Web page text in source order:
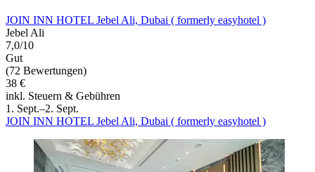
JOIN INN HOTEL Jebel Ali, Dubai ( formerly easyhotel )
Jebel Ali
7,0/10
Gut
(72 Bewertungen)
38 €
inkl. Steuern & Gebühren
1. Sept.–2. Sept.
JOIN INN HOTEL Jebel Ali, Dubai ( formerly easyhotel )